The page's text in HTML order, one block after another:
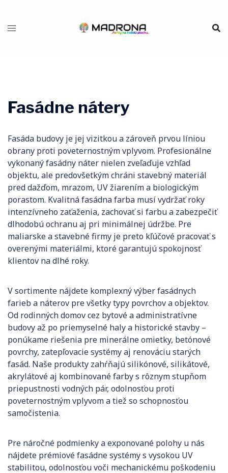
obsah
Fasádne nátery
Fasáda budovy je jej vizitkou a zároveň prvou líniou
obrany proti poveternostným vplyvom. Profesionálne
vykonaný fasádny náter nielen zveľaďuje vzhľad
objektu, ale predovšetkým chráni stavebný materiál
pred dažďom, mrazom, UV žiarením a biologickým
porastom. Kvalitná fasádna farba musí vydržať roky
intenzívneho zaťaženia, zachovať si farbu a zabezpečiť
dlhodobú ochranu aj pri minimálnej údržbe. Pre
maliarske a stavebné firmy je preto kľúčové pracovať s
overenými materiálmi, ktoré garantujú spokojnosť
klientov na dlhé roky.
V sortimente nájdete komplexný výber fasádnych
farieb a náterov pre všetky typy povrchov a objektov.
Od rodinných domov cez bytové a administratívne
budovy až po priemyselné haly a historické stavby –
ponúkame riešenia pre minerálne omietky, betónové
povrchy, zatepľovacie systémy aj renováciu starých
fasád. Naše produkty zahŕňajú silikónové, silikátové,
akrylátové aj kombinované farby s rôznym stupňom
priepustnosti vodných pár, odolnosťou proti
poveternostným vplyvom a tiež so schopnosťou
samočistenia.
Pre náročné podmienky a exponované polohy u nás
nájdete prémiové fasádne systémy s vysokou UV
stabilitou, odolnosťou voči mechanickému poškodeniu